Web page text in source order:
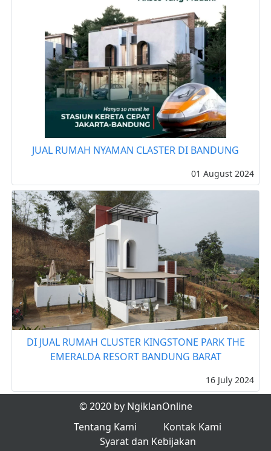
JUAL RUMAH NYAMAN CLASTER DI BANDUNG
01 August 2024
DI JUAL RUMAH CLUSTER KINGSTONE PARK THE
EMERALDA RESORT BANDUNG BARAT
16 July 2024
© 2020 by NgiklanOnline
Tentang Kami
Kontak Kami
Syarat dan Kebijakan